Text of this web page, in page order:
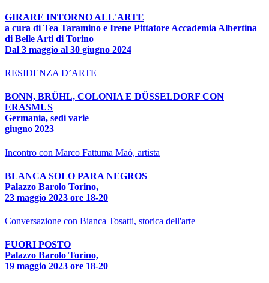
GIRARE INTORNO ALL'ARTE
a cura di Tea Taramino e Irene Pittatore Accademia Albertina
di Belle Arti di Torino
Dal 3 maggio al 30 giugno 2024
RESIDENZA D’ARTE
BONN, BRÜHL, COLONIA E DÜSSELDORF CON
ERASMUS
Germania, sedi varie
giugno 2023
Incontro con Marco Fattuma Maò, artista
BLANCA SOLO PARA NEGROS
Palazzo Barolo Torino,
23 maggio 2023 ore 18-20
Conversazione con Bianca Tosatti, storica dell'arte
FUORI POSTO
Palazzo Barolo Torino,
19 maggio 2023 ore 18-20